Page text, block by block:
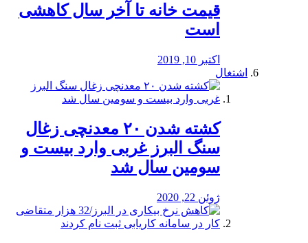
قیمت خانه تا آخر سال کاهشی
است
اکتبر 10, 2019
اشتغال
کشته شدن ۲۰ معدنچی زغال
سنگ البرز غربی وارد بیست و
سومین سال شد
ژوئن 22, 2020